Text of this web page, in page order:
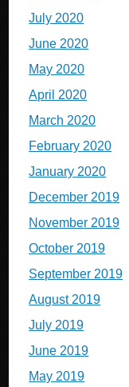
July 2020
June 2020
May 2020
April 2020
March 2020
February 2020
January 2020
December 2019
November 2019
October 2019
September 2019
August 2019
July 2019
June 2019
May 2019